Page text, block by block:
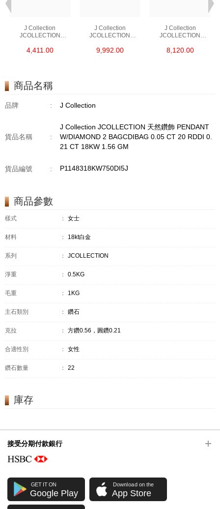
J Collection
JCOLLECTION
RDDI 0.48 CT18KR
4,411.00
J Collection
JCOLLECTION
RDDI 1.34 CT18KW
9,992.00
J Collection
JCOLLECTION
W/DIAMOND 7
8,120.00
商品名稱
品牌 : J Collection
貨品名稱 :
J Collection JCOLLECTION 天然鑽飾 PENDANT
W/DIAMOND 2 BAGCDIBAG 0.05 CT 20 RDDI 0.
21 CT 18KW 1.56 GM
貨品編號 : P1148318KW750DI5J
商品參數
樣式 ： 女士
材料 ： 18kt白金
系列 ： JCOLLECTION
淨重 ： 0.5KG
毛重 ： 1KG
主石類別 ： 鑽石
克拉 ： 方鑽0.56，圓鑽0.21
合適性別 ： 女性
鑽石數量 ： 22
庫存
接受分期付款銀行
GET IT ON
Google Play
Download on the
App Store